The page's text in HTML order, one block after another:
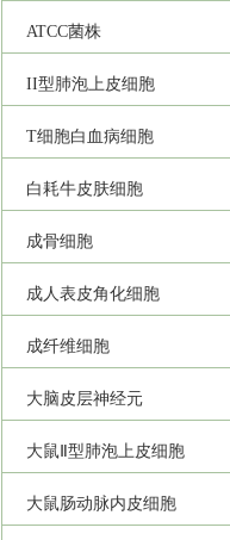
ATCC菌株
II型肺泡上皮细胞
T细胞白血病细胞
白耗牛皮肤细胞
成骨细胞
成人表皮角化细胞
成纤维细胞
大脑皮层神经元
大鼠Ⅱ型肺泡上皮细胞
大鼠肠动脉内皮细胞